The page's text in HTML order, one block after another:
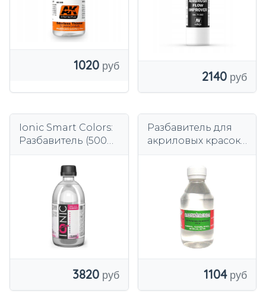
1020
2140
Ionic Smart Colors:
Разбавитель (500
3820
Разбавитель для
акриловых красок
1104